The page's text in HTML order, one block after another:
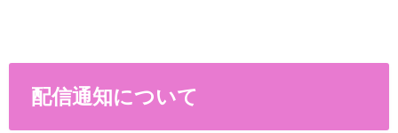
配信通知について